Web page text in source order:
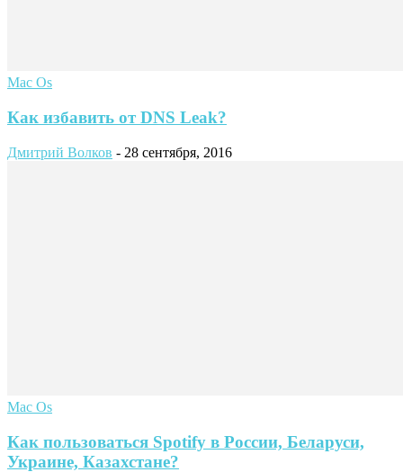
Mac Os
Как избавить от DNS Leak?
Дмитрий Волков - 28 сентября, 2016
Mac Os
Как пользоваться Spotify в России, Беларуси,
Украине, Казахстане?